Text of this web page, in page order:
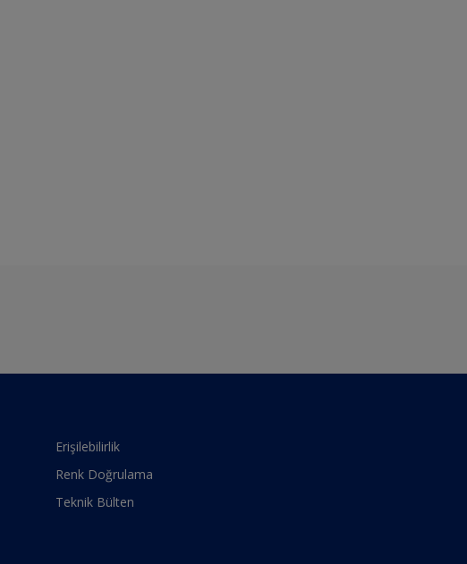
Erişilebilirlik
Renk Doğrulama
Teknik Bülten